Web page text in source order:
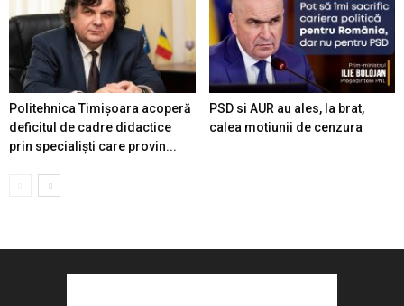
Politehnica Timișoara acoperă
deficitul de cadre didactice
prin specialiști care provin...
PSD si AUR au ales, la brat,
calea motiunii de cenzura